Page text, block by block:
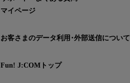
マイページ
お客さまのデータ利用･外部送信について
Fun! J:COMトップ